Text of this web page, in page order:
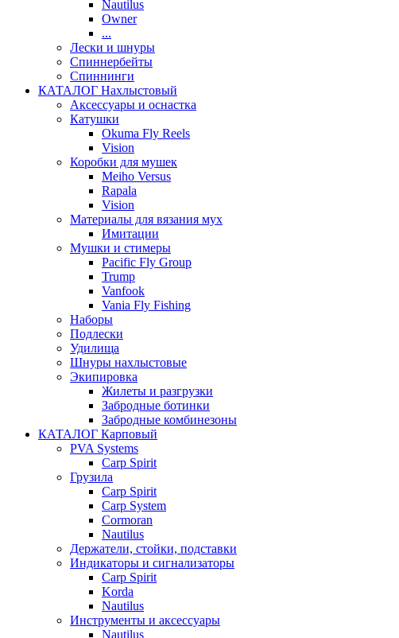
Nautilus
Owner
...
Лески и шнуры
Спиннербейты
Спиннинги
КАТАЛОГ Нахлыстовый
Аксессуары и оснастка
Катушки
Okuma Fly Reels
Vision
Коробки для мушек
Meiho Versus
Rapala
Vision
Материалы для вязания мух
Имитации
Мушки и стимеры
Pacific Fly Group
Trump
Vanfook
Vania Fly Fishing
Наборы
Подлески
Удилища
Шнуры нахлыстовые
Экипировка
Жилеты и разгрузки
Забродные ботинки
Забродные комбинезоны
КАТАЛОГ Карповый
PVA Systems
Carp Spirit
Грузила
Carp Spirit
Carp System
Cormoran
Nautilus
Держатели, стойки, подставки
Индикаторы и сигнализаторы
Carp Spirit
Korda
Nautilus
Инструменты и аксессуары
Nautilus